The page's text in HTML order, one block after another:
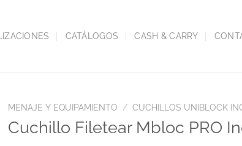
CATÁLOGOS CASH & CARRY
MENAJE Y EQUIPAMIENTO / CUCHILLOS UNIBLOCK
Cuchillo Filetear Mbloc PRO